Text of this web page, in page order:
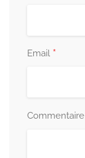
Email *
Commentaire